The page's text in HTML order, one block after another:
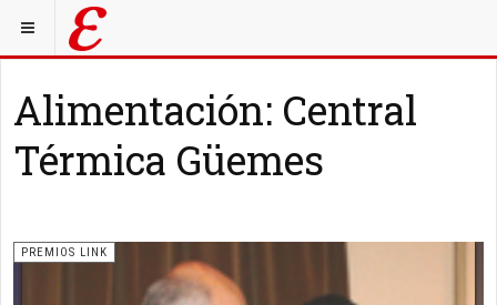
Alimentación: Central
Térmica Güemes
PREMIOS LINK